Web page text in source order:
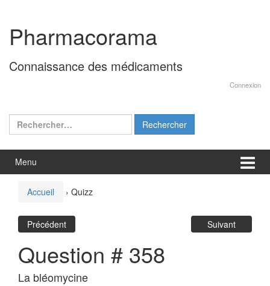
contenu
menu
principal
Pharmacorama
Connaissance des médicaments
Connexion
Rechercher :
Menu
Accueil › Quizz
Précédent Suivant
Question # 358
La bléomycine